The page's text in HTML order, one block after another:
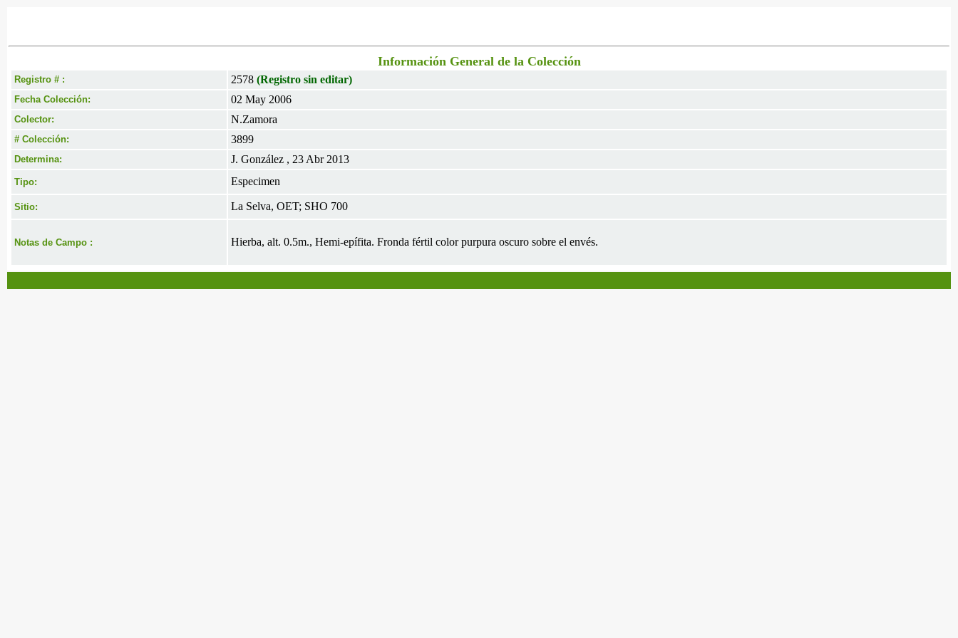
Información General de la Colección
Registro # : 2578 (Registro sin editar)
Fecha Colección: 02 May 2006
Colector: N.Zamora
# Colección: 3899
Determina: J. González , 23 Abr 2013
Tipo: Especimen
Sitio: La Selva, OET; SHO 700
Notas de Campo : Hierba, alt. 0.5m., Hemi-epífita. Fronda fértil color purpura oscuro sobre el envés.